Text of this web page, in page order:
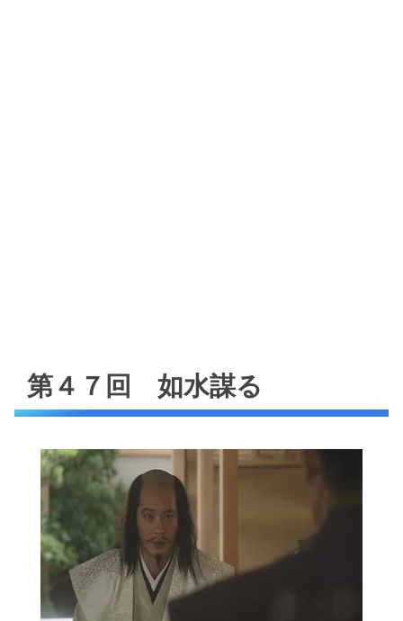
第４７回 如水謀る